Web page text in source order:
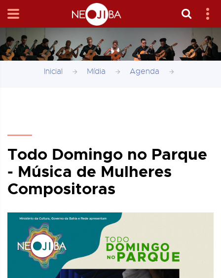
Inicial Mídia Agenda
Todo Domingo no Parque
- Música de Mulheres
Compositoras